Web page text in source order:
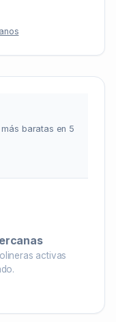
más baratas en 5
activas